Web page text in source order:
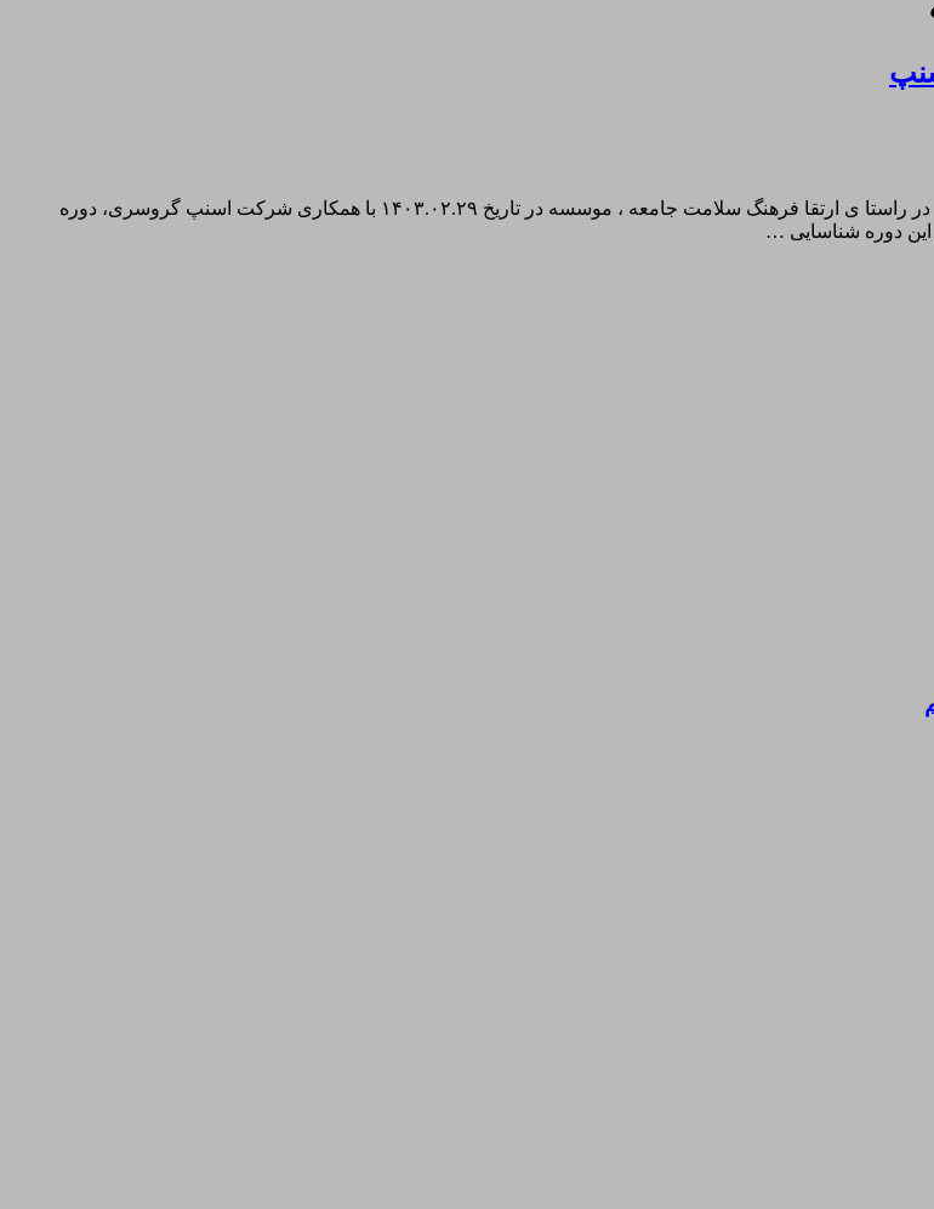
آگاهی رسانى در خصوص سرطان هاى شایع نقش بسزایی در کنترل جامع سرطان دارد. در راستا ی ارتقا فرهنگ سلامت جامعه ، موسسه در تاریخ ۱۴۰۳.۰۲.۲۹ با همکاری شرکت اسنپ گروسری، دوره
دوره شناسایی …